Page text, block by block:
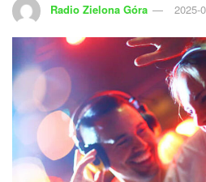
Radio Zielona Góra 2025-